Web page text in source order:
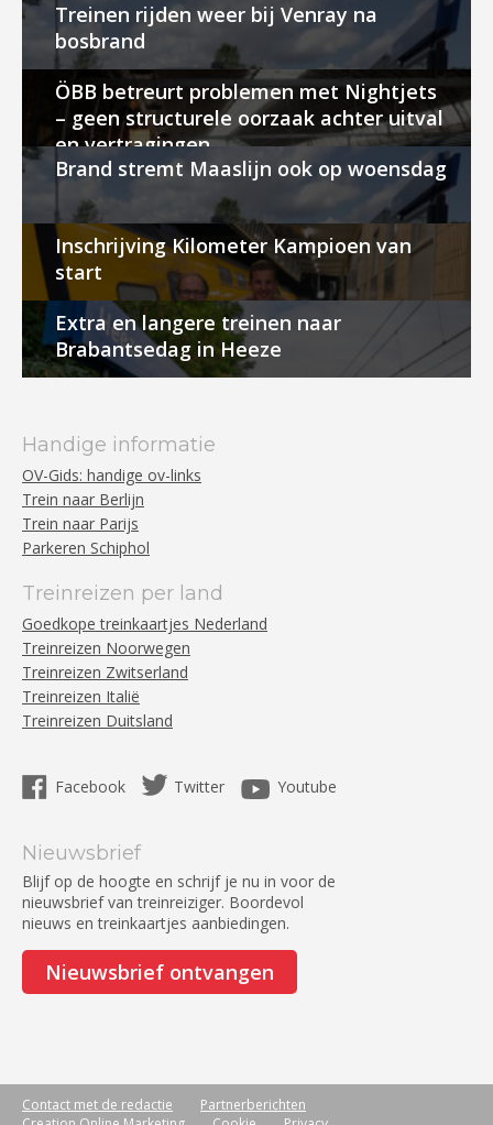
Treinen rijden weer bij Venray na
bosbrand
ÖBB betreurt problemen met Nightjets
– geen structurele oorzaak achter uitval
en vertragingen
Brand stremt Maaslijn ook op woensdag
Inschrijving Kilometer Kampioen van
start
Extra en langere treinen naar
Brabantsedag in Heeze
Handige informatie
OV-Gids: handige ov-links
Trein naar Berlijn
Trein naar Parijs
Parkeren Schiphol
Treinreizen per land
Goedkope treinkaartjes Nederland
Treinreizen Noorwegen
Treinreizen Zwitserland
Treinreizen Italië
Treinreizen Duitsland
Facebook Twitter Youtube
Nieuwsbrief
Blijf op de hoogte en schrijf je nu in voor de
nieuwsbrief van treinreiziger. Boordevol
nieuws en treinkaartjes aanbiedingen.
Nieuwsbrief ontvangen
Contact met de redactie
Partnerberichten